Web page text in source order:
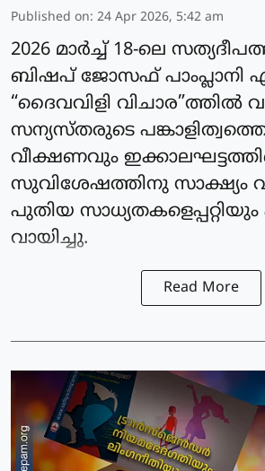
Published on: 24 Apr 2026, 5:42 am
2026 മാർച്ച് 18-ലെ
ബിഷപ് ജോസഫ് പാംപ്ലാനി
“ദൈവവിളി വിചാര”ത്തിൽ
സന്യസ്തരുടെ
വീക്ഷണവും
സുവിശേഷത്തിനു സാക്ഷ്യം
പുതിയ
വായിച്ചു.
Read More